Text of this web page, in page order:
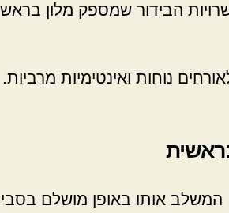
הבידור שמספק מלון
נוחות ואינטימיות מרביות.
המשלב אותו באופן מושלם